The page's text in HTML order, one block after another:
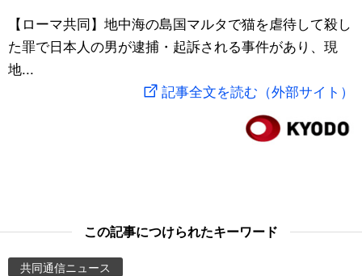
社会
文化
旅と暮らし
動画/Live
暮らし
スポーツ・東京2020
【ローマ共同】地中海の島国マルタで猫を虐待して殺し
た罪で日本人の男が逮捕・起訴される事件があり、現
地...
記事全文を読む（外部サイト）
この記事につけられたキーワード
共同通信ニュース